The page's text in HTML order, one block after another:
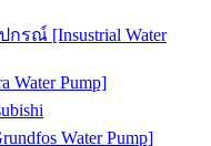
รณ์ [Insustrial Water
Water Pump]
Water Pump]